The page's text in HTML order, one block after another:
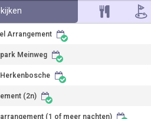
Arrangement
Meinweg
(2n)
(1 of meer nachten)